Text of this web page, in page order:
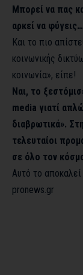
Μπορεί να πας
αρκεί να φύγεις…
Και το πιο
κοινωνικής
κοινωνία», είπε!
Ναι, το
media γιατί
διαβρωτικά».
τελευταίοι
σε όλο τον
Αυτό το αποκαλεί
pronews.gr